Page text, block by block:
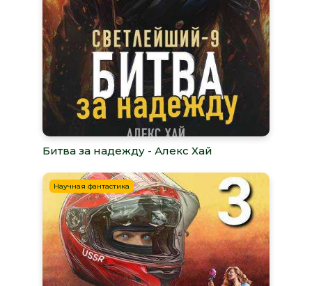
Битва за надежду - Алекс Хай
Научная фантастика